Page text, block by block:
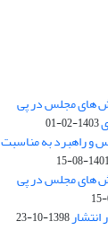
های مجلس در پی
1403-02-01
و راهبرد به مناسبت
1401-08-15
های مجلس در پی
انتشار1398-10-23